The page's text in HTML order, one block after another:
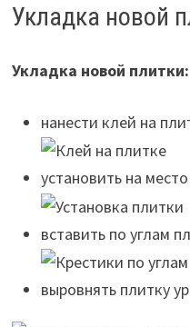
Укладка новой
Укладка новой плитки:
нанести клей на
установить на
вставить по углам
выровнять плитку